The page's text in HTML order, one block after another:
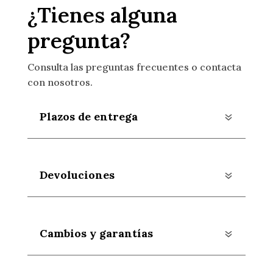
¿Tienes alguna
pregunta?
Consulta las preguntas frecuentes o contacta
con nosotros.
Plazos de entrega
Devoluciones
Cambios y garantías